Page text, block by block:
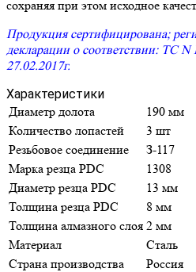
сохраняя при этом исходное
Продукция сертифицирована;
декларации о соответствии: ТС
27.02.2017г.
Характеристики
Диаметр долота
190 мм
Количество лопастей
3 шт
Резьбовое соединение
З-117
Марка резца PDC
1308
Диаметр резца PDC
13 мм
Толщина резца PDC
8 мм
Толщина алмазного слоя 2 мм
Материал
Сталь
Страна производства
Россия